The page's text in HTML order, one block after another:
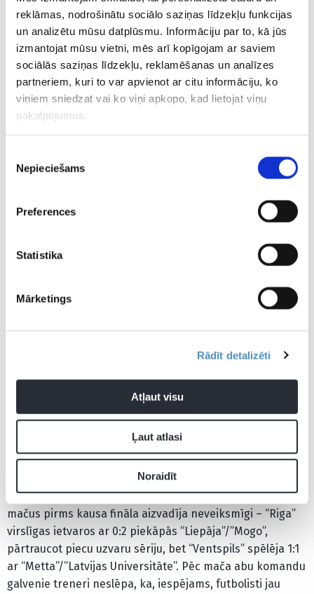
reklāmas, nodrošinātu sociālo saziņas līdzekļu funkcijas
un analizētu mūsu datplūsmu. Informāciju par to, kā jūs
izmantojat mūsu vietni, mēs arī kopīgojam ar saviem
sociālās saziņas līdzekļu, reklamēšanas un analīzes
partneriem, kuri to var apvienot ar citu informāciju, ko
viņiem sniedzat vai ko viņi apkopo, kad lietojat viņu
pakalpojumus.
izvēle
Nepieciešams
Preferences
Statistika
Mārketings
Rādīt detalizēti
Atļaut visu
Ļaut atlasi
Noraidīt
“Ventspils” komanda Latvijas kausā tagad triumfējusi
septiņas reizes, līdz šim pēdējo reizi to paveicot
2013.gadā, savukārt vien otro sezonu valsts augstākajā
līgā spēlējošā “Riga” centās tikt pie pirmās nozīmīgās
trofejas vēsturē.
pic.twitter.com/1y519PWTUt
Eiropas līgas kvalifikāciju ieguva pērnās sezonas Latvijas
ventspilnieki pie ceļazīmes bija tikuši jau iepriekš.
“Spartaku”. Sezonas beigās tieši šīs divas komandas
Abas komandas šosezon “SynotTip” futbola virslīgā reizi
nedēļas nogalē tās savā starpā tiksies vēlreiz, samērojot
spēkus Ventspilī.
Pagājušajā nedēļas nogalē abas komandas pēdējos
mačus pirms kausa fināla aizvadīja neveiksmīgi – “Riga”
virslīgas ietvaros ar 0:2 piekāpās “Liepāja”/”Mogo”,
pārtraucot piecu uzvaru sēriju, bet “Ventspils” spēlēja 1:1
ar “Metta”/”Latvijas Universitāte”. Pēc mača abu komandu
galvenie treneri neslēpa, ka, iespējams, futbolisti jau